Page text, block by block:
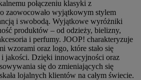
połączeniu klasyki z
zaowocowało wyjątkowym stylem
i swobodą. Wyjątkowe wyróżniki
produktów – od odzieży, bielizny,
i perfumy. JOOP! charakteryzuje
wzorami oraz logo, które stało się
i jakości. Dzięki innowacyjności oraz
się do zmieniających się
lojalnych klientów na całym świecie.